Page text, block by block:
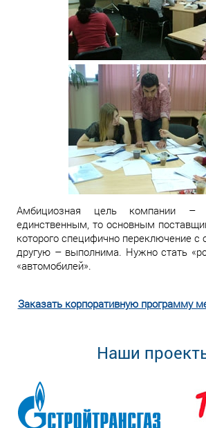
Амбициозная цель компании
единственным, то основным
которого специфично переключение с
другую – выполнима. Нужно стать
«автомобилей».
Заказать корпоративную программу
Наши